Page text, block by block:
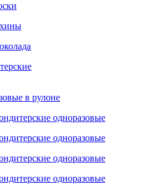
в рулоне
одноразовые
одноразовые
одноразовые
одноразовые